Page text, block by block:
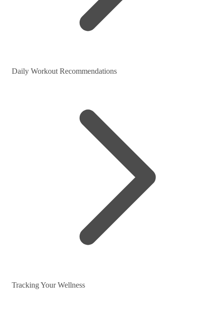
Daily Workout Recommendations
Tracking Your Wellness